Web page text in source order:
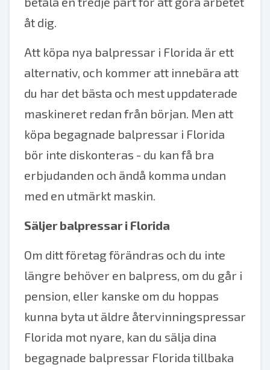
åt dig.
Att köpa nya balpressar i Florida är ett
alternativ, och kommer att innebära att
du har det bästa och mest uppdaterade
maskineret redan från början. Men att
köpa begagnade balpressar i Florida
bör inte diskonteras - du kan få bra
erbjudanden och ändå komma undan
med en utmärkt maskin.
Säljer balpressar i Florida
Om ditt företag förändras och du inte
längre behöver en balpress, om du går i
pension, eller kanske om du hoppas
kunna byta ut äldre återvinningspressar
Florida mot nyare, kan du sälja dina
begagnade balpressar Florida tillbaka